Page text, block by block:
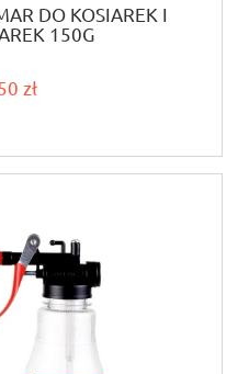
DO KOSIAREK I
150G
zł